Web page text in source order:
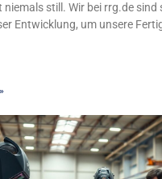
still. Wir bei rrg.de sind
Entwicklung, um unsere